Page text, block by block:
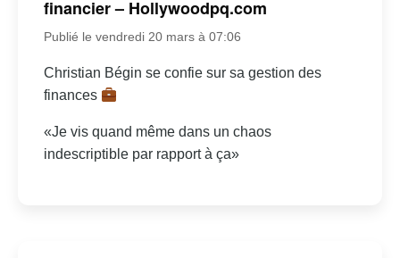
financier – Hollywoodpq.com
Publié le vendredi 20 mars à 07:06
Christian Bégin se confie sur sa gestion des
finances
«Je vis quand même dans un chaos
indescriptible par rapport à ça»